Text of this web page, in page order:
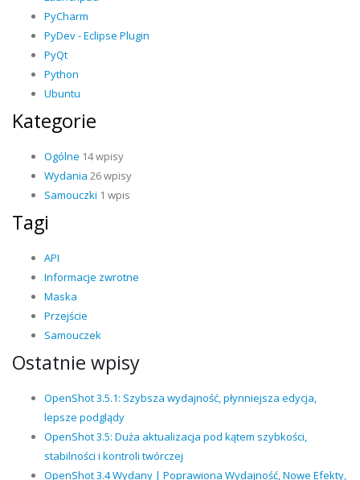
PyCharm
PyDev - Eclipse Plugin
PyQt
Python
Ubuntu
Kategorie
Ogólne 14 wpisy
Wydania 26 wpisy
Samouczki 1 wpis
Tagi
API
Informacje zwrotne
Maska
Przejście
Samouczek
Ostatnie wpisy
OpenShot 3.5.1: Szybsza wydajność, płynniejsza edycja,
lepsze podglądy
OpenShot 3.5: Duża aktualizacja pod kątem szybkości,
stabilności i kontroli twórczej
OpenShot 3.4 Wydany | Poprawiona Wydajność, Nowe Efekty,